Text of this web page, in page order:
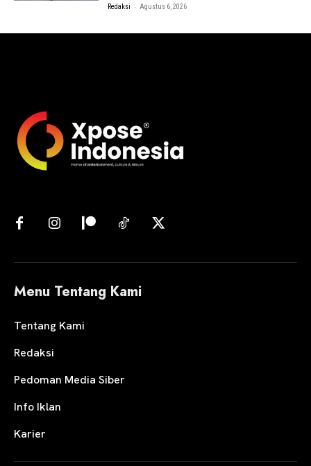
Redaksi - Agustus 6, 2026
Menu Tentang Kami
Tentang Kami
Redaksi
Pedoman Media Siber
Info Iklan
Karier